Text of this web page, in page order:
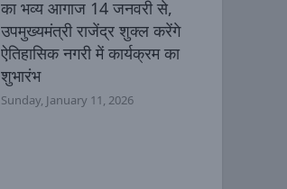
का भव्य आगाज 14 जनवरी से,
उपमुख्यमंत्री राजेंद्र शुक्ल करेंगे
ऐतिहासिक नगरी में कार्यक्रम का
शुभारंभ
Sunday, January 11, 2026